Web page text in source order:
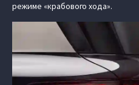
режиме «крабового хода».